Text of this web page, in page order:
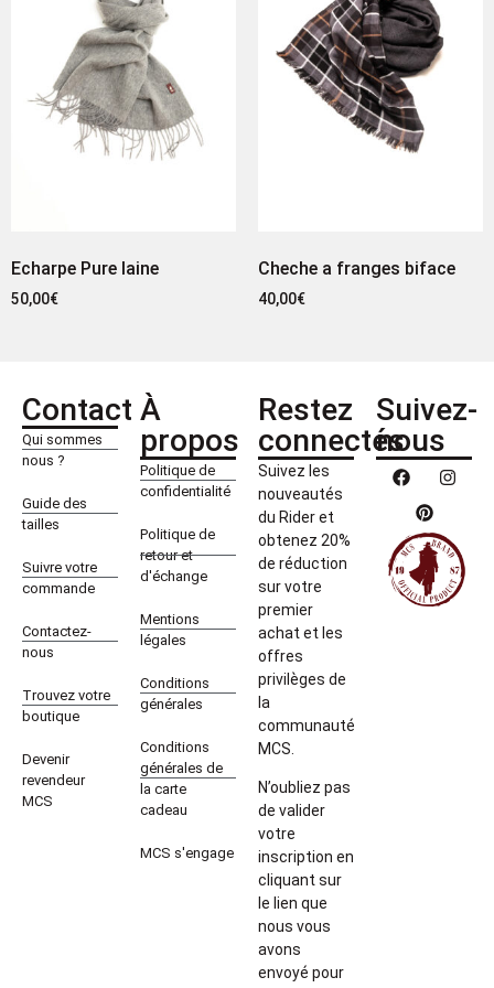
Echarpe Pure laine
50,00€
Cheche a franges biface
40,00€
Contact
Qui sommes
nous ?
Guide des
tailles
Suivre votre
commande
Contactez-
nous
Trouvez votre
boutique
Devenir
revendeur
MCS
À
propos
Politique de
confidentialité
Politique de
retour et
d'échange
Mentions
légales
Conditions
générales
Conditions
générales de
la carte
cadeau
MCS s'engage
Restez
connectés
Suivez les
nouveautés
du Rider et
obtenez 20%
de réduction
sur votre
premier
achat et les
offres
privilèges de
la
communauté
MCS.
N’oubliez pas
de valider
votre
inscription en
cliquant sur
le lien que
nous vous
avons
envoyé pour
Suivez-
nous